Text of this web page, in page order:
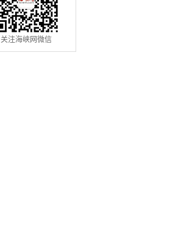
关注海峡网微信